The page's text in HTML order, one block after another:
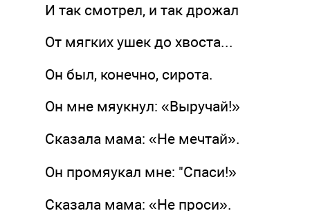
И так смотрел, и так дрожал
От мягких ушек до хвоста...
Он был, конечно, сирота.
Он мне мяукнул: «Выручай!»
Сказала мама: «Не мечтай».
Он промяукал мне: "Спаси!»
Сказала мама: «Не проси».